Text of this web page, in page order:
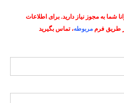
شما به مجوز نیاز دارید. برای اطلاعات
طریق فرم مربوطه، تماس بگیرید